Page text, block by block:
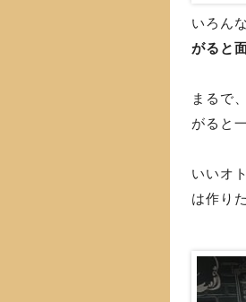
いろん
がると
まるで
がると
いいオ
は作り